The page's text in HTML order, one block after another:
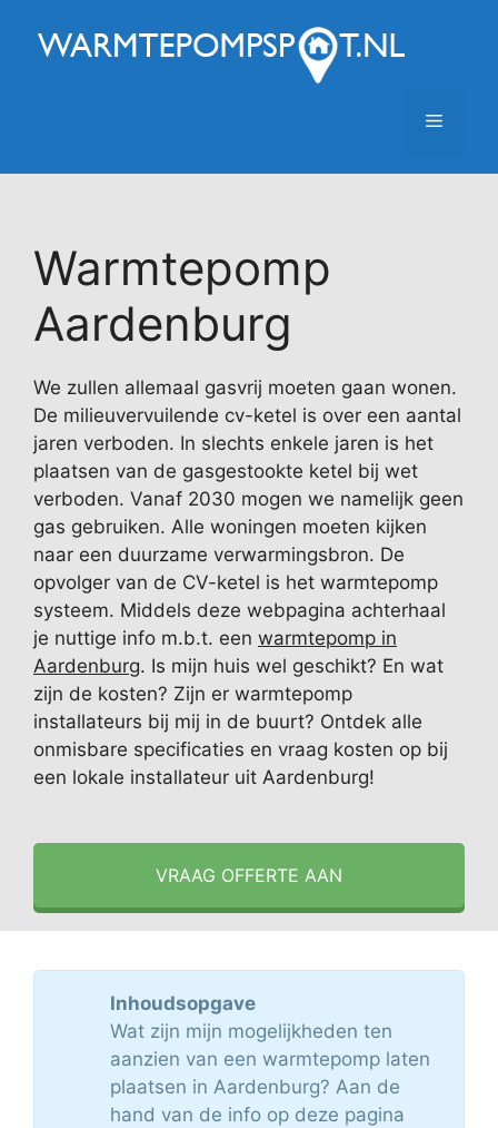
naar
Menu
Warmtepomp
Aardenburg
We zullen allemaal gasvrij moeten gaan wonen.
De milieuvervuilende cv-ketel is over een aantal
jaren verboden. In slechts enkele jaren is het
plaatsen van de gasgestookte ketel bij wet
verboden. Vanaf 2030 mogen we namelijk geen
gas gebruiken. Alle woningen moeten kijken
naar een duurzame verwarmingsbron. De
opvolger van de CV-ketel is het warmtepomp
systeem. Middels deze webpagina achterhaal
je nuttige info m.b.t. een warmtepomp in
Aardenburg. Is mijn huis wel geschikt? En wat
zijn de kosten? Zijn er warmtepomp
installateurs bij mij in de buurt? Ontdek alle
onmisbare specificaties en vraag kosten op bij
een lokale installateur uit Aardenburg!
VRAAG OFFERTE AAN
Inhoudsopgave
Wat zijn mijn mogelijkheden ten
aanzien van een warmtepomp laten
plaatsen in Aardenburg? Aan de
hand van de info op deze pagina